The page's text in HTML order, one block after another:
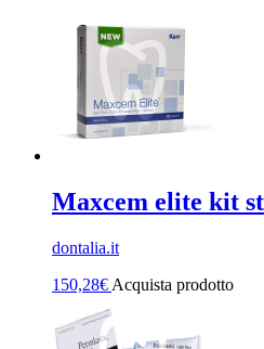
Maxcem elite kit
dontalia.it
150,28€ Acquista prodotto